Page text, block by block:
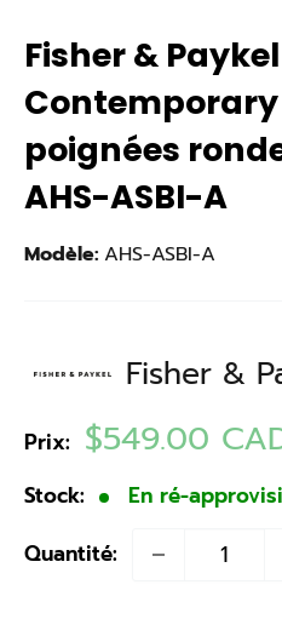
Fisher & Paykel
poignées
AHS-ASBI-A
Modèle: AHS-ASBI-A
Fisher &
Prix: Prix
$549.00
Stock:
En ré-
Quantité: